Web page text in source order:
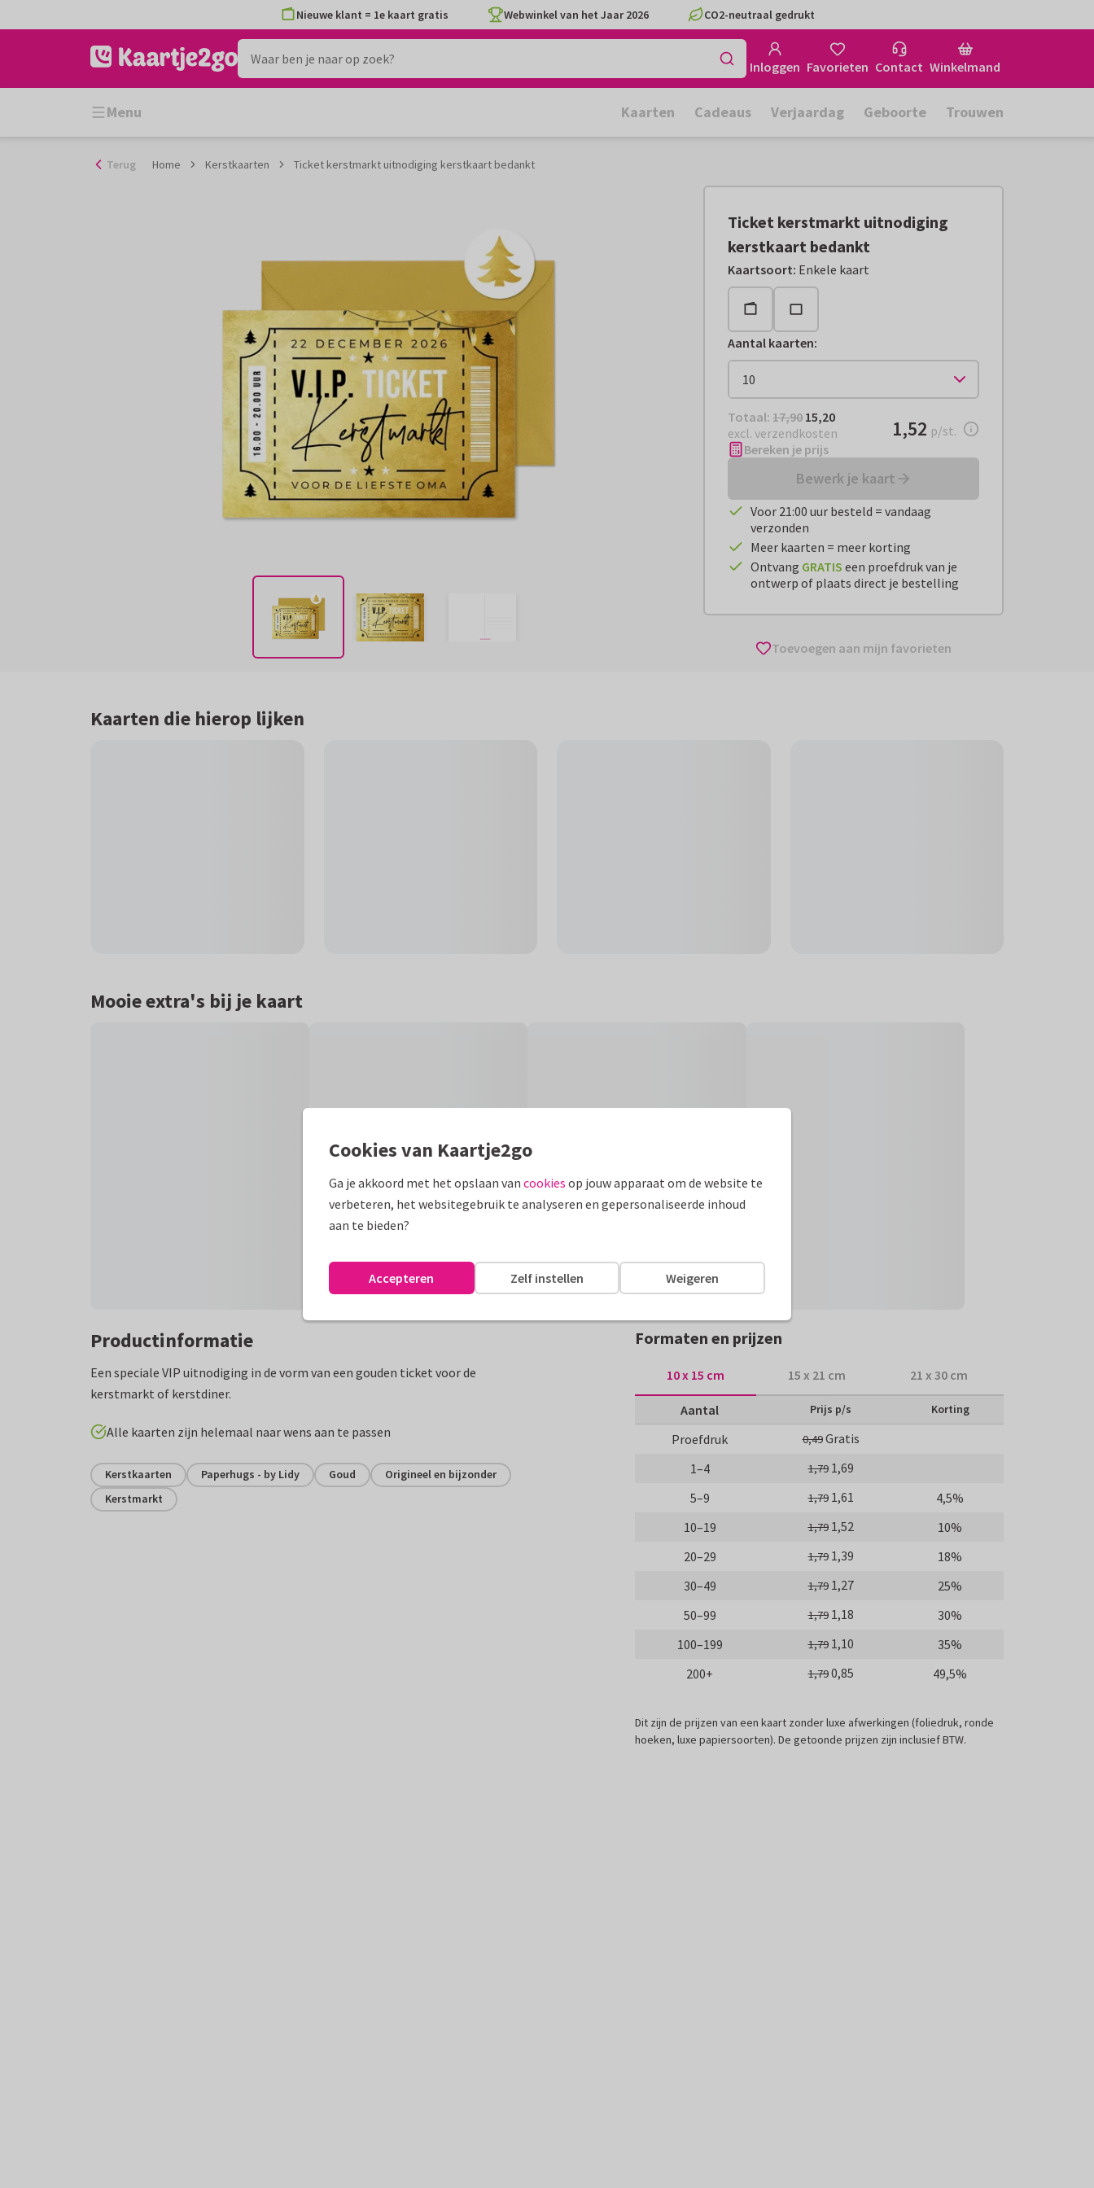
naar
Nieuwe klant = 1e kaart gratis Webwinkel van het Jaar 2026 CO2-neutraal gedrukt
Inloggen Favorieten Contact Winkelmand
Menu Kaarten Cadeaus Verjaardag Geboorte Trouwen
Terug Home Kerstkaarten Ticket kerstmarkt uitnodiging kerstkaart bedankt
Ticket kerstmarkt uitnodiging
kerstkaart bedankt
Kaartsoort: Enkele kaart
Aantal kaarten:
Totaal: € 15,20
Totaal: 17,90 15,20
excl. verzendkosten
€ 1,52per stuk
1,52 p/st.
Bereken je prijs
Bewerk je kaart
Voor 21:00 uur besteld = vandaag
verzonden
Meer kaarten = meer korting
Ontvang GRATIS een proefdruk van je
ontwerp of plaats direct je bestelling
Toevoegen aan mijn favorieten
Kaarten die hierop lijken
Mooie extra's bij je kaart
Productinformatie
Een speciale VIP uitnodiging in de vorm van een gouden ticket voor de
kerstmarkt of kerstdiner.
Alle kaarten zijn helemaal naar wens aan te passen
Kerstkaarten Paperhugs - by Lidy Goud
Origineel en bijzonder
Kerstmarkt
Formaten en prijzen
10 x 15 cm 15 x 21 cm 21 x 30 cm
Aantal Prijs p/s Korting
Proefdruk 0,49Gratis
1–4
1,79 1,69
5–9
1,79 1,61
4,5%
10–19
1,79 1,52
10%
20–29
1,79 1,39
18%
30–49
1,79 1,27
25%
50–99
1,79 1,18
30%
100–199
1,79 1,10
35%
200+
1,790,85 49,5%
Dit zijn de prijzen van een kaart zonder luxe afwerkingen (foliedruk, ronde
hoeken, luxe papiersoorten). De getoonde prijzen zijn inclusief BTW.
Cookies van Kaartje2go
Ga je akkoord met het opslaan van cookies op jouw apparaat om de website te
verbeteren, het websitegebruik te analyseren en gepersonaliseerde inhoud
aan te bieden?
Weigeren
Zelf instellen
Accepteren